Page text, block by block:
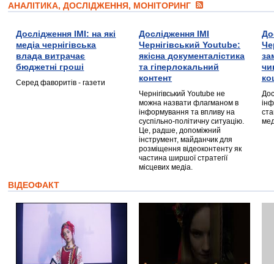
АНАЛІТИКА, ДОСЛІДЖЕННЯ, МОНІТОРИНГ
Дослідження ІМІ: на які
медіа чернігівська
влада витрачає
бюджетні гроші
Серед фаворитів - газети
Дослідження ІМІ
Чернігівський Youtube:
якісна документалістика
та гіперлокальний
контент
Чернігівський Youtube не
можна назвати флагманом в
інформування та впливу на
суспільно-політичну ситуацію.
Це, радше, допоміжний
інструмент, майданчик для
розміщення відеоконтенту як
частина ширшої стратегії
місцевих медіа.
ВІДЕОФАКТ